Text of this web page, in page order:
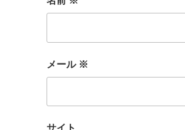
メール ※
サイト